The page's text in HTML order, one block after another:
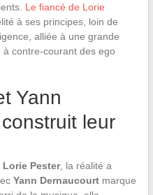
Le fiancé de Lorie
à ses principes, loin de
alliée à une grande
contre-courant des ego
Yann
leur
Lorie Pester, la réalité a
Yann Dernaucourtmarque